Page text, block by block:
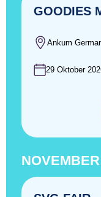
GOODIES
Ankum
29 Oktober
NOVEMBER